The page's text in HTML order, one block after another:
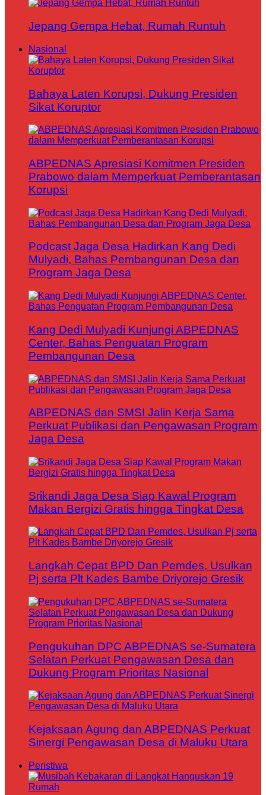
Jepang Gempa Hebat, Rumah Runtuh
Nasional
Bahaya Laten Korupsi, Dukung Presiden
Sikat Koruptor
ABPEDNAS Apresiasi Komitmen Presiden
Prabowo dalam Memperkuat Pemberantasan
Korupsi
Podcast Jaga Desa Hadirkan Kang Dedi
Mulyadi, Bahas Pembangunan Desa dan
Program Jaga Desa
Kang Dedi Mulyadi Kunjungi ABPEDNAS
Center, Bahas Penguatan Program
Pembangunan Desa
ABPEDNAS dan SMSI Jalin Kerja Sama
Perkuat Publikasi dan Pengawasan Program
Jaga Desa
Srikandi Jaga Desa Siap Kawal Program
Makan Bergizi Gratis hingga Tingkat Desa
Langkah Cepat BPD Dan Pemdes, Usulkan
Pj serta Plt Kades Bambe Driyorejo Gresik
Pengukuhan DPC ABPEDNAS se-Sumatera
Selatan Perkuat Pengawasan Desa dan
Dukung Program Prioritas Nasional
Kejaksaan Agung dan ABPEDNAS Perkuat
Sinergi Pengawasan Desa di Maluku Utara
Peristiwa